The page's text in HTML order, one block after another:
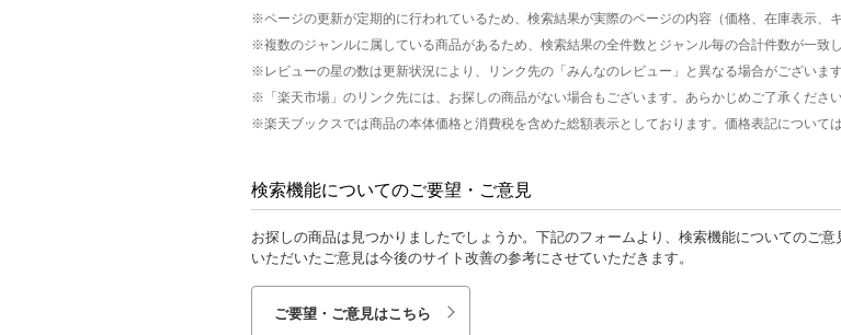
※ページの更新が定期的に行われているため、検索結果が実際のページの内容（価格、在庫表示、
※複数のジャンルに属している商品があるため、検索結果の全件数とジャンル毎の合計件数が一致
※レビューの星の数は更新状況により、リンク先の「みんなのレビュー」と異なる場合がございま
※「楽天市場」のリンク先には、お探しの商品がない場合もございます。あらかじめご了承くださ
※楽天ブックスでは商品の本体価格と消費税を含めた総額表示としております。価格表記については
検索機能についてのご要望・ご意見
お探しの商品は見つかりましたでしょうか。下記のフォームより、検索機能についてのご意
いただいたご意見は今後のサイト改善の参考にさせていただきます。
ご要望・ご意見はこちら